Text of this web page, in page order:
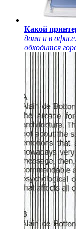
Какой
дома и в
обходится